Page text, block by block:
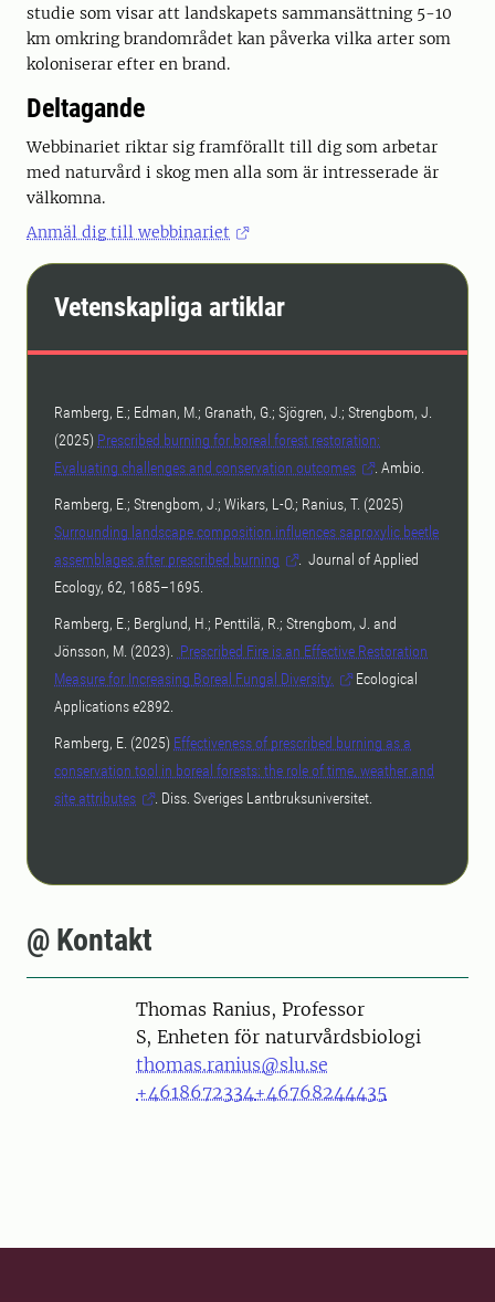
studie som visar att landskapets sammansättning 5-10
km omkring brandområdet kan påverka vilka arter som
koloniserar efter en brand.
Deltagande
Webbinariet riktar sig framförallt till dig som arbetar
med naturvård i skog men alla som är intresserade är
välkomna.
Anmäl dig till webbinariet
Vetenskapliga artiklar
Ramberg, E.; Edman, M.; Granath, G.; Sjögren, J.; Strengbom, J.
(2025) Prescribed burning for boreal forest restoration:
Evaluating challenges and conservation outcomes
. Ambio.
Ramberg, E.; Strengbom, J.; Wikars, L-O.; Ranius, T. (2025)
Surrounding landscape composition influences saproxylic beetle
assemblages after prescribed burning
. Journal of Applied
Ecology, 62, 1685–1695.
Ramberg, E.; Berglund, H.; Penttilä, R.; Strengbom, J. and
Jönsson, M. (2023).
Prescribed Fire is an Effective Restoration
Measure for Increasing Boreal Fungal Diversity.
Ecological
Applications e2892.
Ramberg, E. (2025) Effectiveness of prescribed burning as a
conservation tool in boreal forests: the role of time, weather and
site attributes
. Diss. Sveriges Lantbruksuniversitet.
@ Kontakt
PersonThomas Ranius, Professor
S, Enheten för naturvårdsbiologi
thomas.ranius@slu.se
+4618672334+46768244435